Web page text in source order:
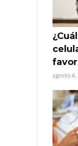
agosto